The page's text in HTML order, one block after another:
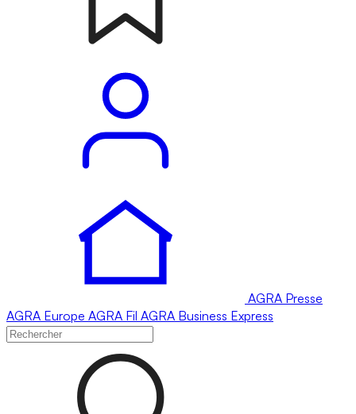
AGRA Presse
AGRA Europe AGRA Fil AGRA Business Express